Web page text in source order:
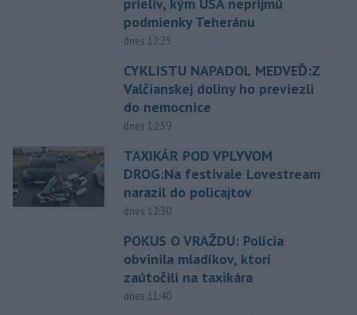
podmienky Teheránu
dnes 12:25
CYKLISTU NAPADOL MEDVEĎ:Z
Valčianskej doliny ho previezli
do nemocnice
dnes 12:59
TAXIKÁR POD VPLYVOM
DROG:Na festivale Lovestream
narazil do policajtov
dnes 12:30
POKUS O VRAŽDU: Polícia
obvinila mladíkov, ktorí
zaútočili na taxikára
dnes 11:40